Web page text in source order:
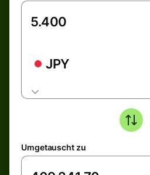
JPY
Umgetauscht zu